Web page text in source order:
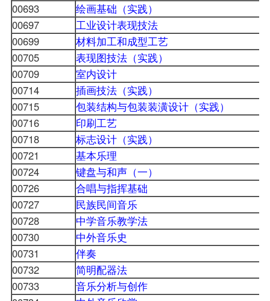
00693
绘画基础（实践）
00697
工业设计表现技法
00699
材料加工和成型工艺
00705
表现图技法（实践）
00709
室内设计
00714
插画技法（实践）
00715
包装结构与包装装潢设计（实践）
00716
印刷工艺
00718
标志设计（实践）
00721
基本乐理
00724
键盘与和声（一）
00726
合唱与指挥基础
00727
民族民间音乐
00728
中学音乐教学法
00730
中外音乐史
00731
伴奏
00732
简明配器法
00733
音乐分析与创作